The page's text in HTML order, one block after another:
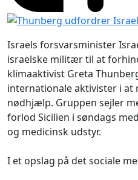
Israels forsvarsminister
israelske militær til at
klimaaktivist Greta
internationale aktivister i at
nødhjælp. Gruppen sejler
forlod Sicilien i søndags
og medicinsk udstyr.
I et opslag på det sociale